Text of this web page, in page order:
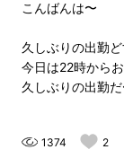
こんばんは〜
久しぶりの出勤
今日は22時から
久しぶりの出勤
1374 2